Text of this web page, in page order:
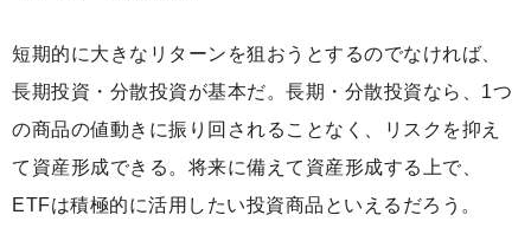
短期的に大きなリターンを狙おうとするのでなければ、
長期投資・分散投資が基本だ。長期・分散投資なら、1つ
の商品の値動きに振り回されることなく、リスクを抑え
て資産形成できる。将来に備えて資産形成する上で、
ETFは積極的に活用したい投資商品といえるだろう。